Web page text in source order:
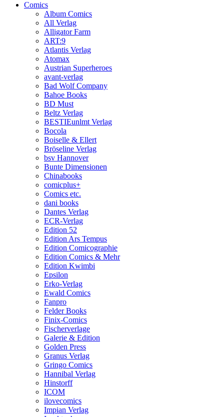
Comics
Album Comics
All Verlag
Alligator Farm
ART:9
Atlantis Verlag
Atomax
Austrian Superheroes
avant-verlag
Bad Wolf Company
Bahoe Books
BD Must
Beltz Verlag
BESTIEunlmt Verlag
Bocola
Boiselle & Ellert
Bröseline Verlag
bsv Hannover
Bunte Dimensionen
Chinabooks
comicplus+
Comics etc.
dani books
Dantes Verlag
ECR-Verlag
Edition 52
Edition Ars Tempus
Edition Comicographie
Edition Comics & Mehr
Edition Kwimbi
Epsilon
Erko-Verlag
Ewald Comics
Fanpro
Felder Books
Finix-Comics
Fischerverlage
Galerie & Edition
Golden Press
Granus Verlag
Gringo Comics
Hannibal Verlag
Hinstorff
ICOM
ilovecomics
Impian Verlag